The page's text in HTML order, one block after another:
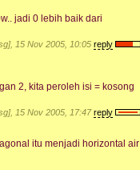
jadi 0 lebih baik dari
15 Nov 2005, 10:05 reply
2, kita peroleh isi = kosong
15 Nov 2005, 17:47reply
itu menjadi horizontal air